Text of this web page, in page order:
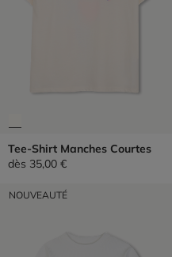
Tee-Shirt Manches Courtes
dès 35,00 €
NOUVEAUTÉ